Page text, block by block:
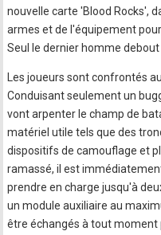
nouvelle carte 'Blood Rocks',
armes et de l'équipement
Seul le dernier homme
Les joueurs sont confrontés
Conduisant seulement un
vont arpenter le champ de
matériel utile tels que des
dispositifs de camouflage et
ramassé, il est
prendre en charge jusqu'à
un module auxiliaire au
être échangés à tout moment